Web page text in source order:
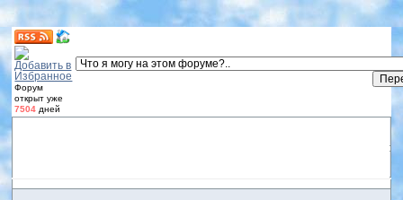
Форум
открыт уже
7504 дней